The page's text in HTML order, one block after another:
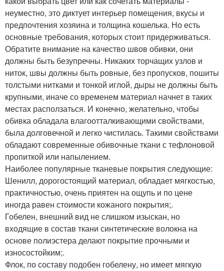
неуместно, это диктует интерьер помещения, вкусы и
предпочтения хозяина и толщина кошелька. Но есть
основные требования, которых стоит придерживаться.
Обратите внимание на качество швов обивки, они
должны быть безупречны. Никаких торчащих узлов и
ниток, швы должны быть ровные, без пропусков, пошиты
толстыми нитками и тонкой иглой, дыры не должны быть
крупными, иначе со временем материал начнет в таких
местах расползаться. И конечно, желательно, чтобы
обивка обладала влагоотталкивающими свойствами,
была долговечной и легко чистилась. Такими свойствами
обладают современные обивочные ткани с тефлоновой
пропиткой или напылением.
Наиболее популярные тканевые покрытия следующие:
Шенилл, дорогостоящий материал, обладает мягкостью,
практичностью, очень приятен на ощупь и по цене
иногда равен стоимости кожаного покрытия;.
Гобелен, внешний вид не слишком изыскан, но
входящие в состав ткани синтетические волокна на
основе полиэстера делают покрытие прочными и
износостойким;.
Флок, по составу подобен гобелену, но имеет мягкую